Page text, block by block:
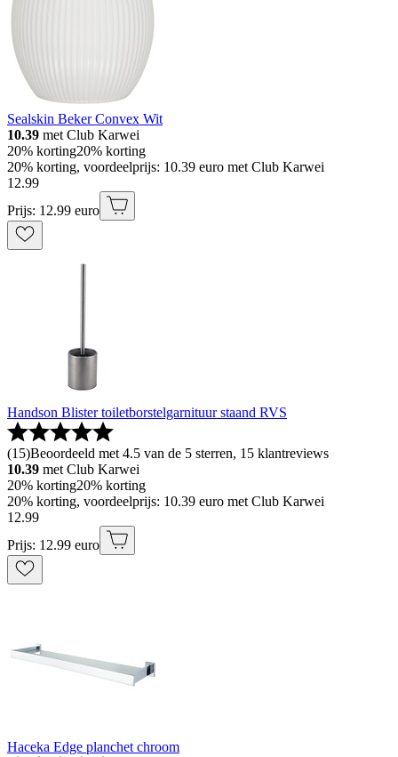
Sealskin Beker Convex Wit
10.39 met Club Karwei
20% korting20% korting
20% korting, voordeelprijs: 10.39 euro met Club Karwei
12.99
Prijs: 12.99 euro
Handson Blister toiletborstelgarnituur staand RVS
(15)Beoordeeld met 4.5 van de 5 sterren, 15 klantreviews
10.39 met Club Karwei
20% korting20% korting
20% korting, voordeelprijs: 10.39 euro met Club Karwei
12.99
Prijs: 12.99 euro
Haceka Edge planchet chroom